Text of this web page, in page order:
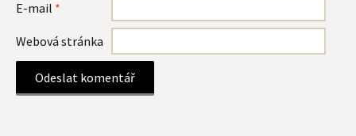
E-mail *
Webová stránka